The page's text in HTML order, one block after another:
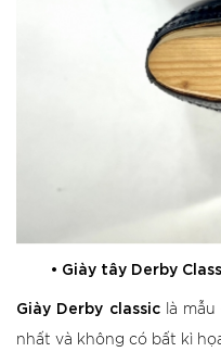
• Giày tây Derby
Giày Derby classiclà mẫu
nhất và không có bất kì